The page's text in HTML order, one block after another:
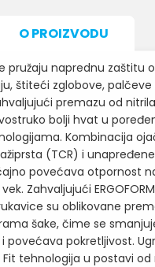
O PROIZVODU
pružaju naprednu zaštitu
štiteći zglobove, palčeve
premazu od
bolji hvat u
Kombinacija
(TCR) i unapređene
povećava otpornost
Zahvaljujući
su oblikovane
šake, čime se
povećava pokretljivost.
tehnologija u postavi od